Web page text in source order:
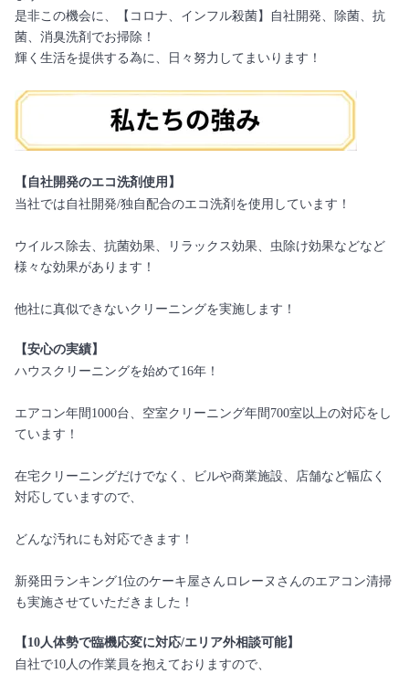
是非この機会に、【コロナ、インフル殺菌】自社開発、除菌、抗
菌、消臭洗剤でお掃除！
輝く生活を提供する為に、日々努力してまいります！
【自社開発のエコ洗剤使用】
当社では自社開発/独自配合のエコ洗剤を使用しています！
ウイルス除去、抗菌効果、リラックス効果、虫除け効果などなど
様々な効果があります！
他社に真似できないクリーニングを実施します！
【安心の実績】
ハウスクリーニングを始めて16年！
エアコン年間1000台、空室クリーニング年間700室以上の対応をし
ています！
在宅クリーニングだけでなく、ビルや商業施設、店舗など幅広く
対応していますので、
どんな汚れにも対応できます！
新発田ランキング1位のケーキ屋さんロレーヌさんのエアコン清掃
も実施させていただきました！
【10人体勢で臨機応変に対応/エリア外相談可能】
自社で10人の作業員を抱えておりますので、